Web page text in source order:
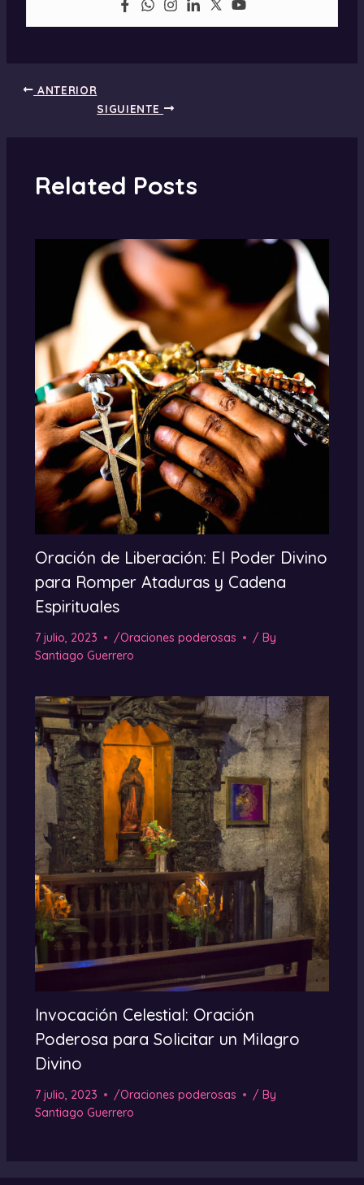
ANTERIOR
SIGUIENTE
Related Posts
Oración de Liberación: El Poder Divino
para Romper Ataduras y Cadena
Espirituales
7 julio, 2023 /Oraciones poderosas
/ By
Santiago Guerrero
Invocación Celestial: Oración
Poderosa para Solicitar un Milagro
Divino
7 julio, 2023 /Oraciones poderosas
/ By
Santiago Guerrero